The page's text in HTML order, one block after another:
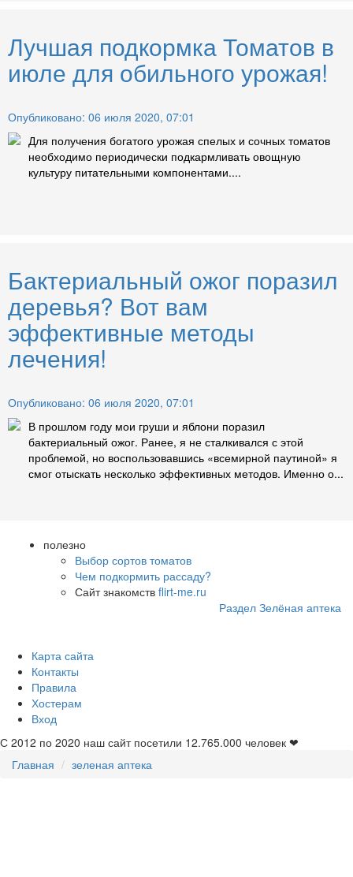
Лучшая подкормка Томатов в
июле для обильного урожая!
Опубликовано: 06 июля 2020, 07:01
Для получения богатого урожая спелых и сочных томатов
необходимо периодически подкармливать овощную
культуру питательными компонентами....
Бактериальный ожог поразил
деревья? Вот вам
эффективные методы
лечения!
Опубликовано: 06 июля 2020, 07:01
В прошлом году мои груши и яблони поразил
бактериальный ожог. Ранее, я не сталкивался с этой
проблемой, но воспользовавшись «всемирной паутиной» я
смог отыскать несколько эффективных методов. Именно о...
полезно
Выбор сортов томатов
Чем подкормить рассаду?
Сайт знакомств flirt-me.ru
Раздел Зелёная аптека
Карта сайта
Контакты
Правила
Хостерам
Вход
С 2012 по 2020 наш сайт посетили 12.765.000 человек ❤
Главная
зеленая аптека